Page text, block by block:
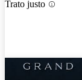
Trato justo